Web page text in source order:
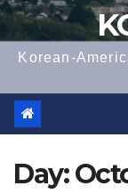
Korean-
Day: